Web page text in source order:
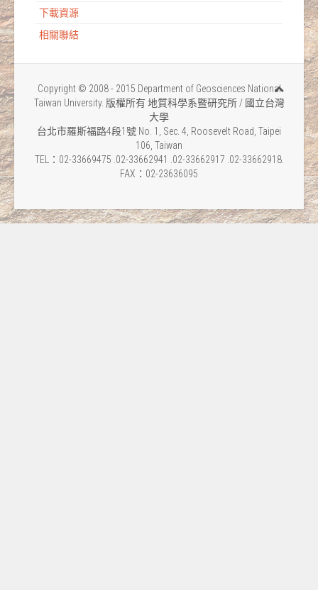
下載資源
相關聯結
Copyright © 2008 - 2015 Department of Geosciences National
Taiwan University. 版權所有 地質科學系暨研究所 / 國立台灣
大學
台北市羅斯福路4段1號 No. 1, Sec. 4, Roosevelt Road, Taipei
106, Taiwan
TEL：02-33669475 .02-33662941 .02-33662917 .02-33662918.
FAX：02-23636095